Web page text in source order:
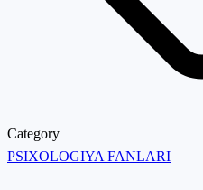
Category
PSIXOLOGIYA FANLARI